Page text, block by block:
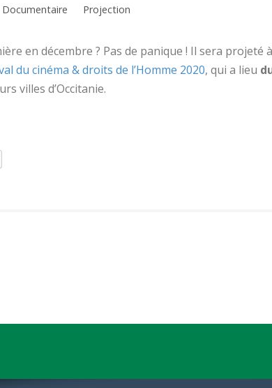
Documentaire Projection
en décembre ? Pas de panique ! Il sera projeté à
du cinéma & droits de l’Homme 2020, qui a lieu
villes d’Occitanie.